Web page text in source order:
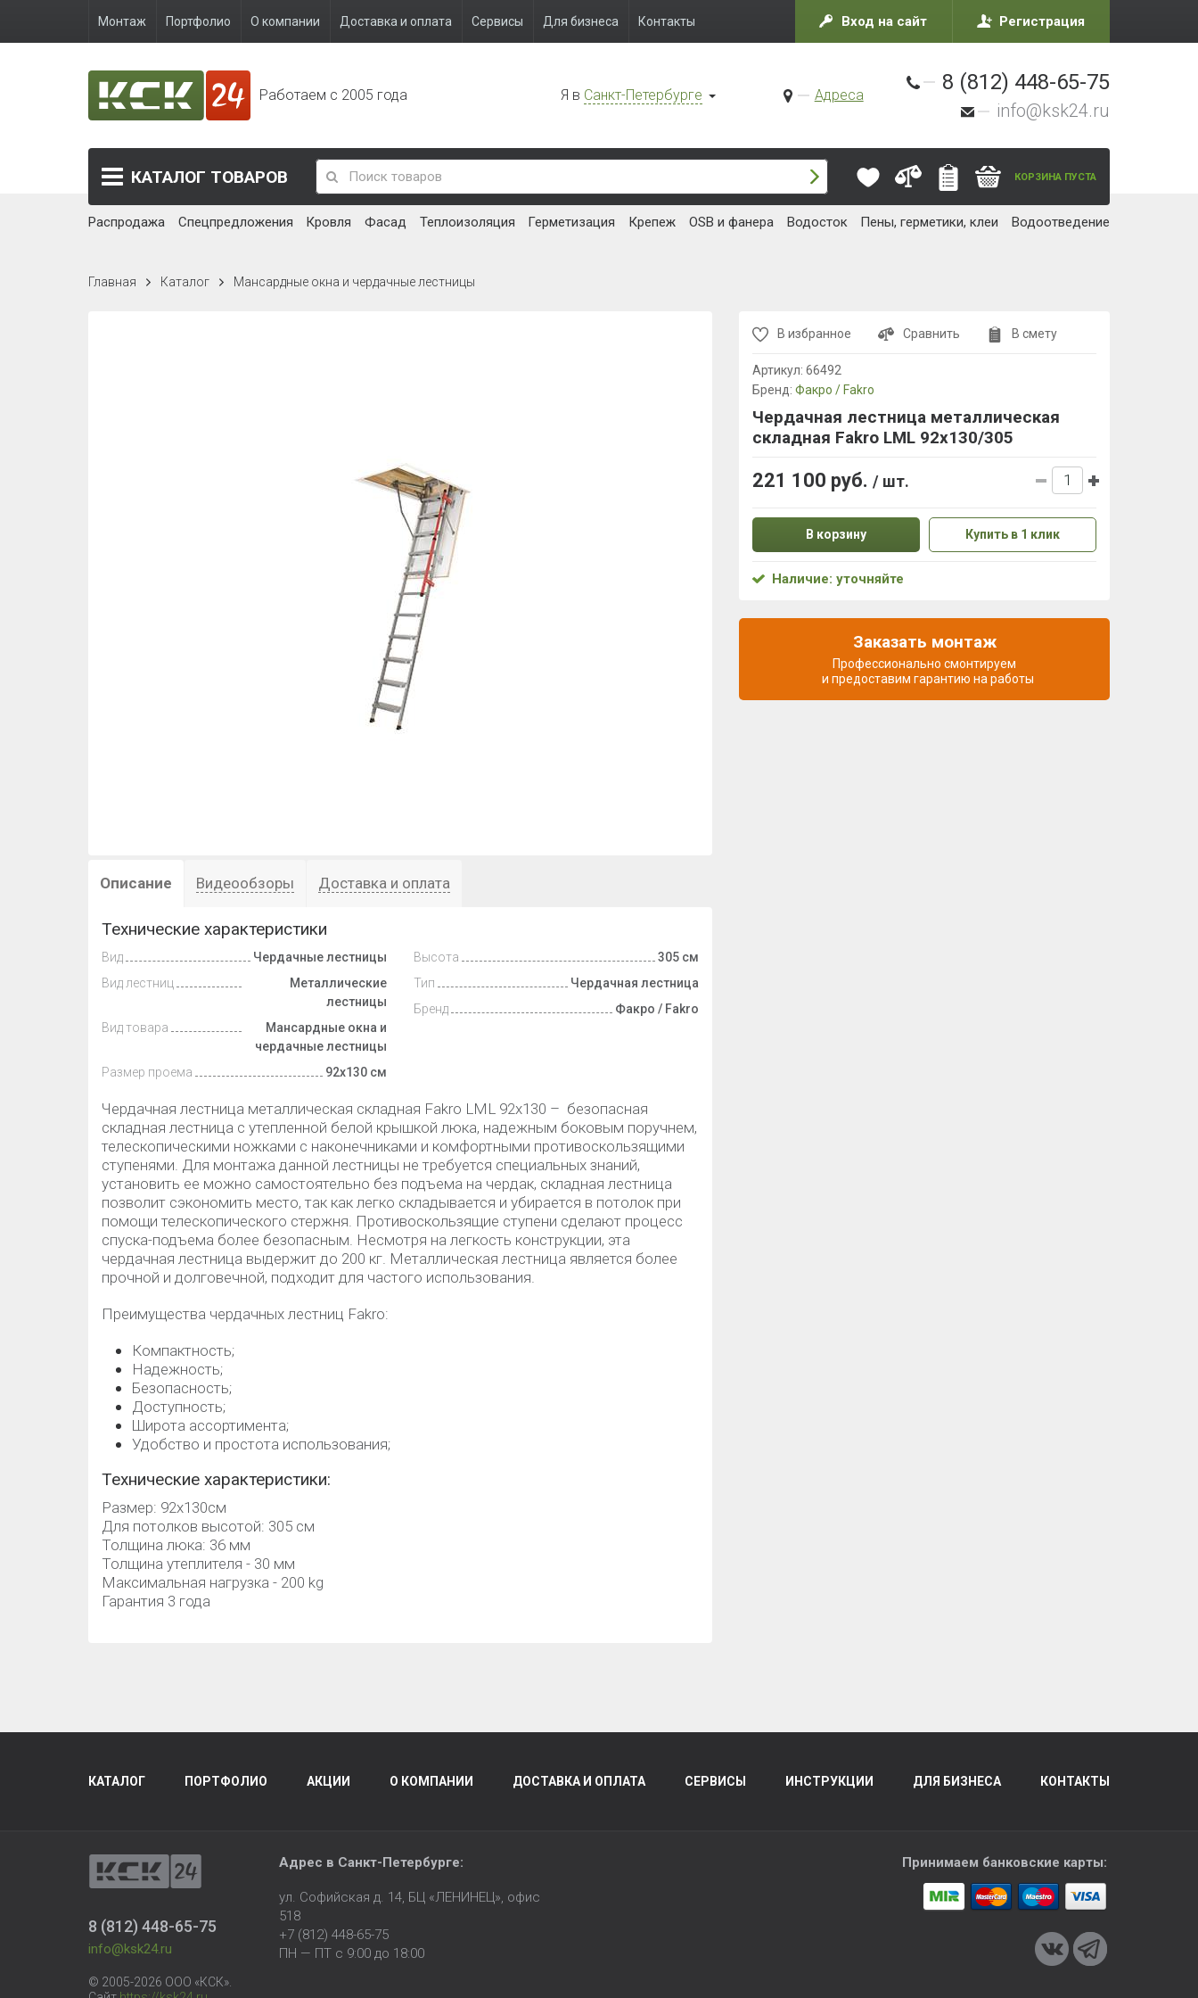
Монтаж Портфолио О компании Доставка и оплата Сервисы Для бизнеса Контакты Вход на сайт Регистрация
Работаем с 2005 года Я в Санкт-Петербурге Адреса
8 (812) 448-65-75
info@ksk24.ru
КАТАЛОГ ТОВАРОВ КОРЗИНА ПУСТА
Распродажа Спецпредложения Кровля Фасад Теплоизоляция Герметизация Крепеж OSB и фанера Водосток Пены, герметики, клеи Водоотведение
Главная Каталог Мансардные окна и чердачные лестницы
Описание Видеообзоры Доставка и оплата
Технические характеристики
Вид
Чердачные лестницы
Вид лестниц
Металлические
лестницы
Вид товара
Мансардные окна и
чердачные лестницы
Размер проема
92х130 см
Высота
305 см
Тип
Чердачная лестница
Бренд
Факро / Fakro
Чердачная лестница металлическая складная Fakro LML 92х130 – безопасная
складная лестница с утепленной белой крышкой люка, надежным боковым поручнем,
телескопическими ножками с наконечниками и комфортными противоскользящими
ступенями. Для монтажа данной лестницы не требуется специальных знаний,
установить ее можно самостоятельно без подъема на чердак, складная лестница
позволит сэкономить место, так как легко складывается и убирается в потолок при
помощи телескопического стержня. Противоскользящие ступени сделают процесс
спуска-подъема более безопасным. Несмотря на легкость конструкции, эта
чердачная лестница выдержит до 200 кг. Металлическая лестница является более
прочной и долговечной, подходит для частого использования.
Преимущества чердачных лестниц Fakro:
Компактность;
Надежность;
Безопасность;
Доступность;
Широта ассортимента;
Удобство и простота использования;
Технические характеристики:
Размер: 92х130cм
Для потолков высотой: 305 см
Толщина люка: 36 мм
Толщина утеплителя - 30 мм
Максимальная нагрузка - 200 kg
Гарантия 3 года
В избранное Сравнить В смету
Артикул: 66492
Бренд: Факро / Fakro
Чердачная лестница металлическая
складная Fakro LML 92х130/305
221 100 руб. / шт.
В корзину Купить в 1 клик
Наличие: уточняйте
Заказать монтаж
Профессионально смонтируем
и предоставим гарантию на работы
КАТАЛОГ ПОРТФОЛИО АКЦИИ О КОМПАНИИ ДОСТАВКА И ОПЛАТА СЕРВИСЫ ИНСТРУКЦИИ ДЛЯ БИЗНЕСА КОНТАКТЫ
8 (812) 448-65-75
info@ksk24.ru
© 2005-2026 ООО «КСК».
Адрес в Санкт-Петербурге:
ул. Софийская д. 14, БЦ «ЛЕНИНЕЦ», офис
518
+7 (812) 448-65-75
ПН — ПТ с 9:00 до 18:00
Принимаем банковские карты: